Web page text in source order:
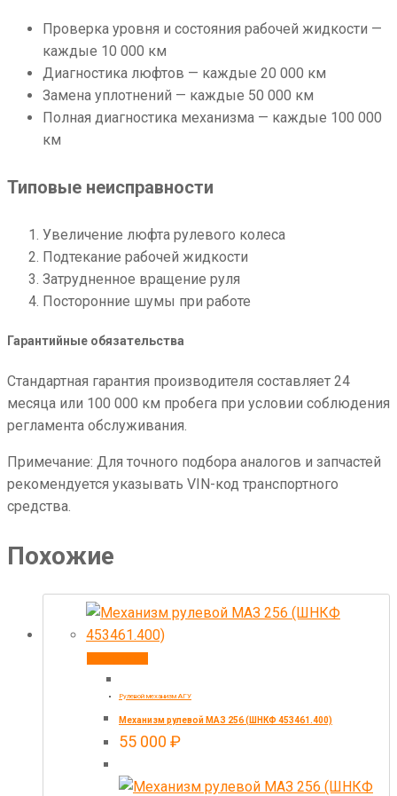
Проверка уровня и состояния рабочей жидкости —
каждые 10 000 км
Диагностика люфтов — каждые 20 000 км
Замена уплотнений — каждые 50 000 км
Полная диагностика механизма — каждые 100 000
км
Типовые неисправности
Увеличение люфта рулевого колеса
Подтекание рабочей жидкости
Затрудненное вращение руля
Посторонние шумы при работе
Гарантийные обязательства
Стандартная гарантия производителя составляет 24
месяца или 100 000 км пробега при условии соблюдения
регламента обслуживания.
Примечание: Для точного подбора аналогов и запчастей
рекомендуется указывать VIN-код транспортного
средства.
Похожие
Рулевой механизм АГУ
Механизм рулевой МАЗ 256 (ШНКФ 453461.400)
55 000 ₽